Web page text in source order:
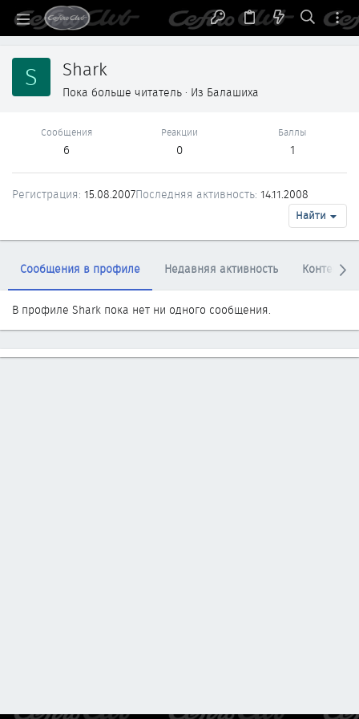
S Shark
Пока больше читатель · Из Балашиха
Сообщения
6
Реакции
0
Баллы
1
Регистрация 15.08.2007Последняя активность 14.11.2008
Найти
Сообщения в профиле Недавняя активность Контент
В профиле Shark пока нет ни одного сообщения.